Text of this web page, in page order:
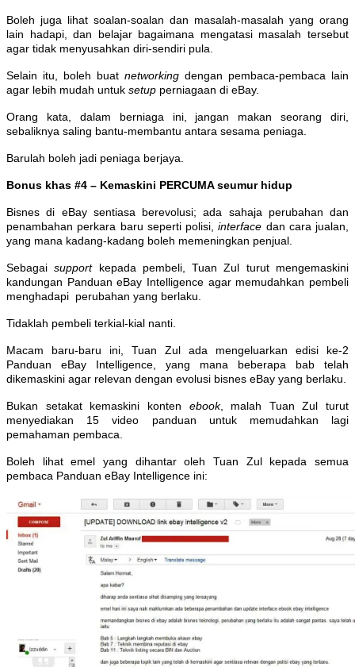
Boleh juga lihat soalan-soalan dan masalah-masalah yang orang
lain hadapi, dan belajar bagaimana mengatasi masalah tersebut
agar tidak menyusahkan diri-sendiri pula.
Selain itu, boleh buat networking dengan pembaca-pembaca lain
agar lebih mudah untuk setup perniagaan di eBay.
Orang kata, dalam berniaga ini, jangan makan seorang diri,
sebaliknya saling bantu-membantu antara sesama peniaga.
Barulah boleh jadi peniaga berjaya.
Bonus khas #4 – Kemaskini PERCUMA seumur hidup
Bisnes di eBay sentiasa berevolusi; ada sahaja perubahan dan
penambahan perkara baru seperti polisi,interface dan cara jualan,
yang mana kadang-kadang boleh memeningkan penjual.
Sebagaisupportkepada pembeli, Tuan Zul turut mengemaskini
kandungan Panduan eBay Intelligence agar memudahkan pembeli
menghadapi perubahan yang berlaku.
Tidaklah pembeli terkial-kial nanti.
Macam baru-baru ini, Tuan Zul ada mengeluarkan edisi ke-2
Panduan eBay Intelligence, yang mana beberapa bab telah
dikemaskini agar relevan dengan evolusi bisnes eBay yang berlaku.
Bukan setakat kemaskini konten ebook, malah Tuan Zul turut
menyediakan 15 video panduan untuk memudahkan lagi
pemahaman pembaca.
Boleh lihat emel yang dihantar oleh Tuan Zul kepada semua
pembaca Panduan eBay Intelligence ini: